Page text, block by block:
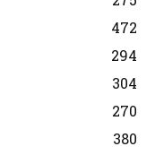
472
294
304
270
380